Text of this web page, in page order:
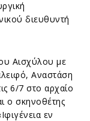
διευθυντή
Αισχύλου με
Αναστάση
6/7 στο αρχαίο
ο σκηνοθέτης
εν